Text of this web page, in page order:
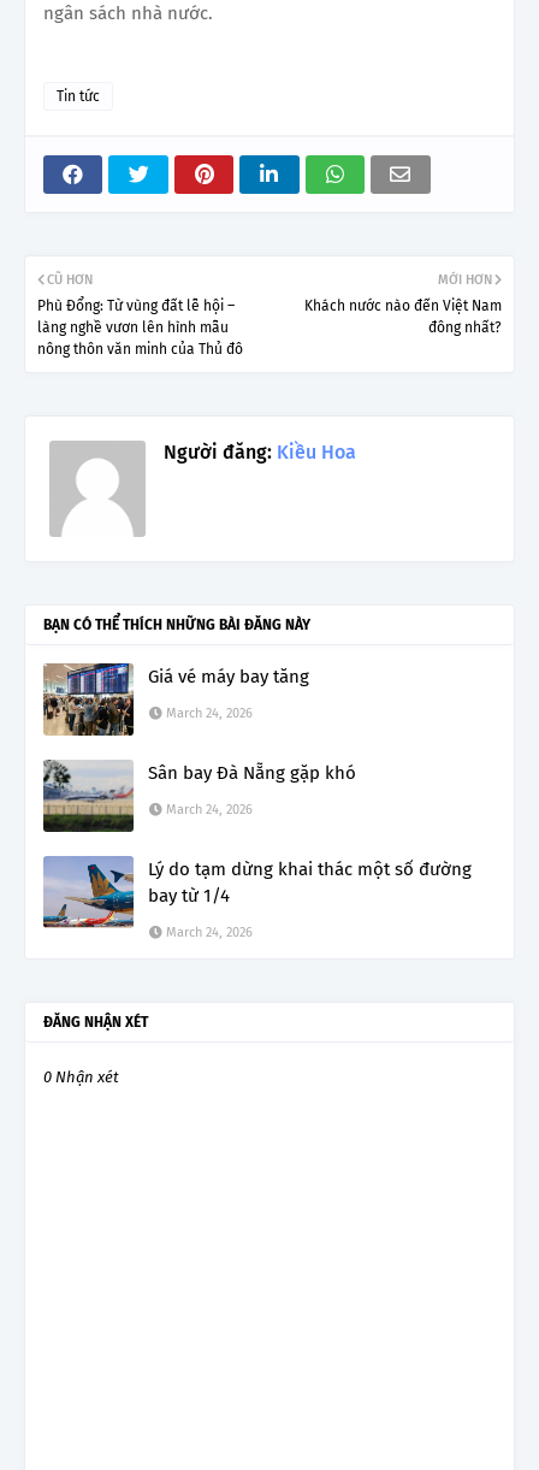
ngân sách nhà nước.
Tin tức
MỚI HƠN
Khách nước nào đến Việt Nam
đông nhất?
CŨ HƠN
Phù Đổng: Từ vùng đất lễ hội –
làng nghề vươn lên hình mẫu
nông thôn văn minh của Thủ đô
Người đăng: Kiều Hoa
BẠN CÓ THỂ THÍCH NHỮNG BÀI ĐĂNG NÀY
Giá vé máy bay tăng
March 24, 2026
Sân bay Đà Nẵng gặp khó
March 24, 2026
Lý do tạm dừng khai thác một số đường
bay từ 1/4
March 24, 2026
ĐĂNG NHẬN XÉT
0 Nhận xét